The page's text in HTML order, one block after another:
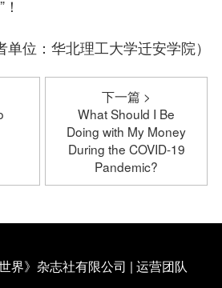
单位：华北理工大学迁安学院）
下一篇 >
What Should I Be
Doing with My Money
During the COVID-19
Pandemic?
界》杂志社有限公司 | 运营团队